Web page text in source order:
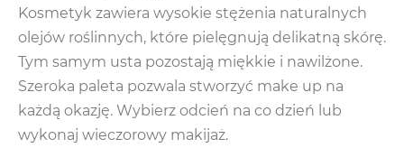
Kosmetyk zawiera wysokie stężenia naturalnych
olejów roślinnych, które pielęgnują delikatną skórę.
Tym samym usta pozostają miękkie i nawilżone.
Szeroka paleta pozwala stworzyć make up na
każdą okazję. Wybierz odcień na co dzień lub
wykonaj wieczorowy makijaż.